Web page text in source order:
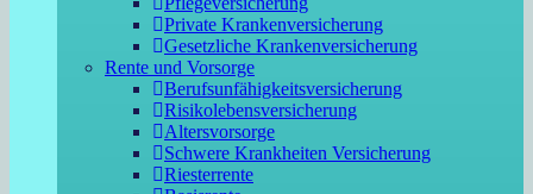
Private Krankenversicherung
Gesetzliche Krankenversicherung
Rente und Vorsorge
Berufs­unfähigkeitsversicherung
Risikolebensversicherung
Altersvorsorge
Schwere Krankheiten Versicherung
Riesterrente